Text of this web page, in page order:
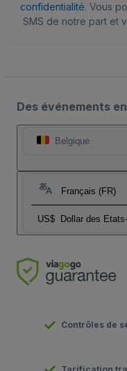
confidentialité. Vous
SMS de notre part et
Des événements
Belgique
Français (FR)
US$ Dollar des
Contrôles de